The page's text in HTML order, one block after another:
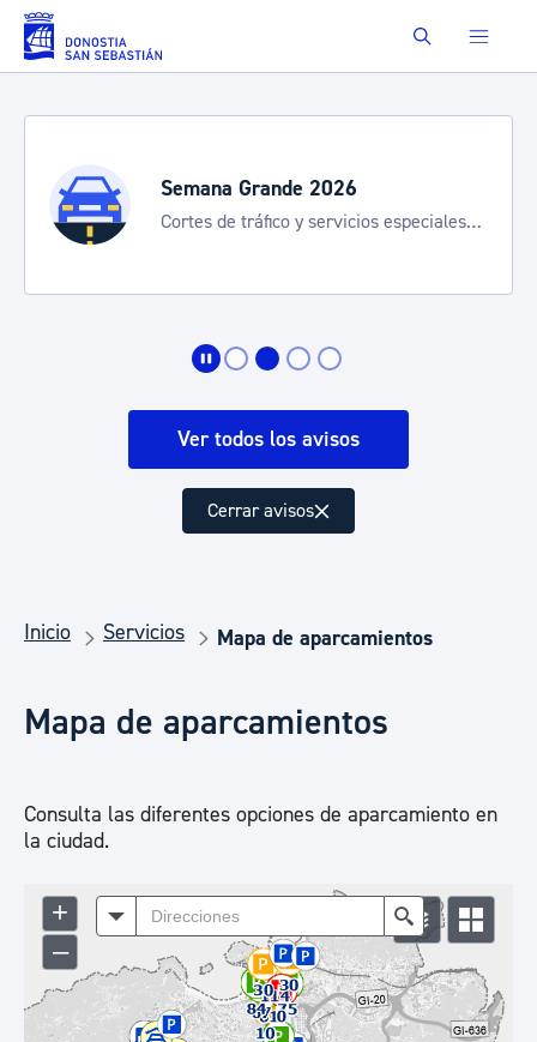
Saltar al contenido principal Buscar
Semana Grande 2026
Cortes de tráfico y servicios especiales
Ver todos los avisos
Cerrar avisos
Inicio Servicios Mapa de aparcamientos
Mapa de aparcamientos
Consulta las diferentes opciones de aparcamiento en
la ciudad.